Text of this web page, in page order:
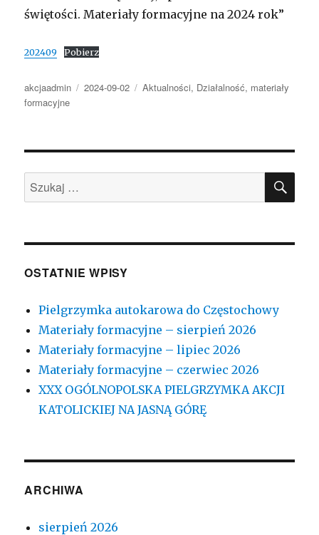
świętości. Materiały formacyjne na 2024 rok”
202409 Pobierz
Autor
akcjaadmin Opublikowano
2024-09-02 Kategorie
Aktualności, Działalność, materiały
formacyjne
Szukaj:
OSTATNIE WPISY
Pielgrzymka autokarowa do Częstochowy
Materiały formacyjne – sierpień 2026
Materiały formacyjne – lipiec 2026
Materiały formacyjne – czerwiec 2026
XXX OGÓLNOPOLSKA PIELGRZYMKA AKCJI
KATOLICKIEJ NA JASNĄ GÓRĘ
ARCHIWA
sierpień 2026